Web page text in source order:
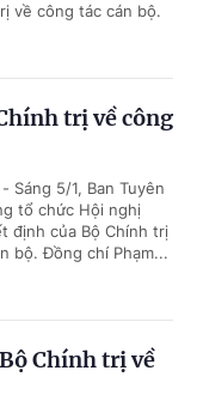
về công tác cán bộ.
trị về công
Sáng 5/1, Ban Tuyên
tổ chức Hội nghị
định của Bộ Chính trị
bộ. Đồng chí Phạm...
Chính trị về